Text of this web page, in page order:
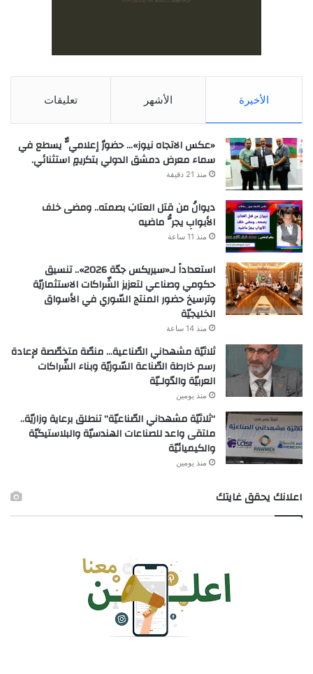
الأخيرة الأشهر تعليقات
«عكس الاتجاه نيوز»… حضورٌ إعلاميٌّ يسطع في
سماء معرض دمشق الدولي بتكريمٍ استثنائي.
منذ 21 دقيقة
ديوانُ من قتل العتابَ بصمته.. ومضى خلف
الأبوابِ يجرُّ ماضيه
منذ 11 ساعة
استعداداً لـ«سيريكس جدّة 2026».. تنسيق
حكومي وصناعي لتعزيز الشّراكات الاستثماريّة
وترسيخ حضور المنتج السّوري في الأسواق
الخليجيّة
منذ 14 ساعة
ثلاثيّة مشهداني الصّناعية… منصّة متخصّصة لإعادة
رسم خارطة الصّناعة السّوريّة وبناء الشّراكات
العربيّة والدّولـيّة
منذ يومين
“ثلاثيّة مشهداني الصّناعيّة” تنطلق برعاية وزاريّة..
ملتقى واعد للصناعات الهندسيّة والبلاستيكيّة
والكيميائيّة
منذ يومين
اعلانك يحقق غايتك